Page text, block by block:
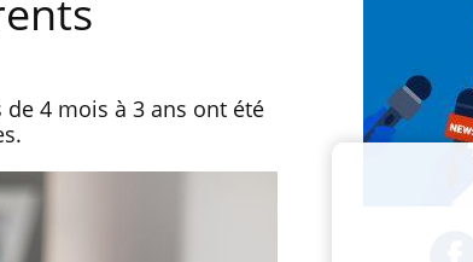
4 mois à 3 ans ont été